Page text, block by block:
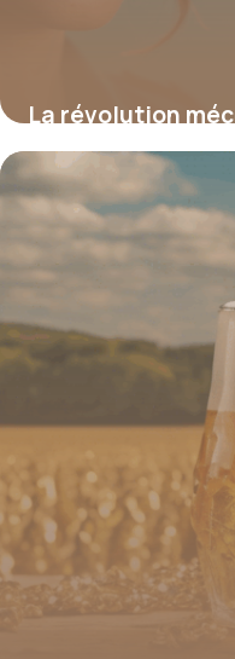
La révolution
lumière bleue :
booster votre
productivité
17 juin 2026